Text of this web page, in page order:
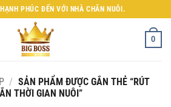
PHÚC ĐẾN VỚI NHÀ CHĂN NUÔI.
0
/ SẢN PHẨM ĐƯỢC GẮN THẺ “RÚT
THỜI GIAN NUÔI”